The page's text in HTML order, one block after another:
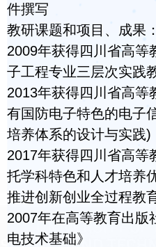
件撰写
教研课题和项目、成果：
2009年获得四川省高等
子工程专业三层次实践
2013年获得四川省高等
有国防电子特色的电子
培养体系的设计与实践)
2017年获得四川省高等
托学科特色和人才培养
推进创新创业全过程教
2007年在高等教育出版
电技术基础》